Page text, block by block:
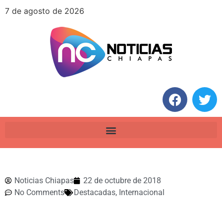
7 de agosto de 2026
Noticias Chiapas
22 de octubre de 2018
No Comments
Destacadas, Internacional